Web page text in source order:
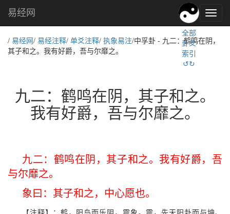
易
经
化,
易经网
全部
卦爻
索引
↺↻
/ 易经网 / 易经注释/ 单爻注释/ 执象易注/中孚卦 - 九二：鹤鸣在阴，
其子和之。我有好爵，吾与尔靡之。
九二：鹤鸣在阴，其子和之。
我有好爵，吾与尔靡之。
九二：鹤鸣在阴，其子和之。我有好爵，吾
与尔靡之。
象曰：其子和之，中心愿也。